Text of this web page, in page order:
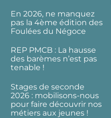
En 2026, ne manquez
pas la 4ème édition des
Foulées du Négoce
REP PMCB : La hausse
des barèmes n’est pas
tenable !
Stages de seconde
2026 : mobilisons-nous
pour faire découvrir nos
métiers aux jeunes !